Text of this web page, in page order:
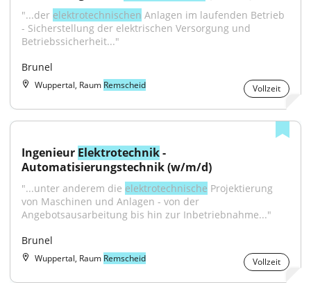
"...der elektrotechnischen Anlagen im laufenden Betrieb
- Sicherstellung der elektrischen Versorgung und
Betriebssicherheit..."
Brunel
Wuppertal, Raum Remscheid Vollzeit
Ingenieur Elektrotechnik -
Automatisierungstechnik (w/m/d)
"...unter anderem die elektrotechnische Projektierung
von Maschinen und Anlagen - von der
Angebotsausarbeitung bis hin zur Inbetriebnahme..."
Brunel
Wuppertal, Raum Remscheid Vollzeit